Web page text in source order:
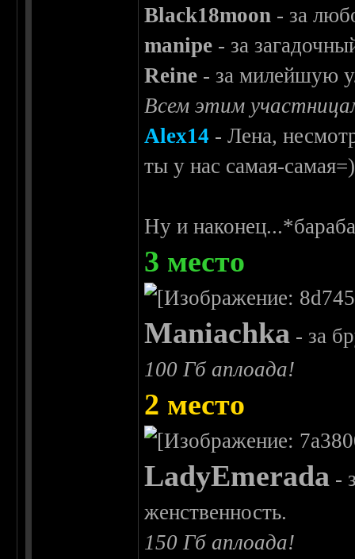
Black18moon - за
manipe - за
Reine - за милейшую
Всем этим
Alex14 - Лена,
ты у нас самая-самая=)
Ну и
3 место
Maniachka - за
100 Гб аплоада!
2 место
LadyEmerada -
женственность.
150 Гб аплоада!